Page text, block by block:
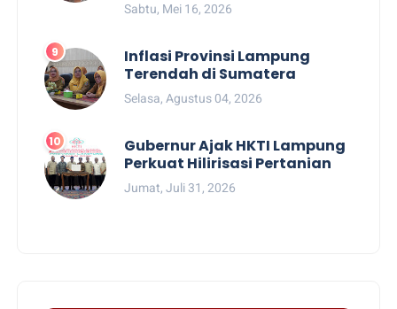
Sabtu, Mei 16, 2026
Inflasi Provinsi Lampung
Terendah di Sumatera
Selasa, Agustus 04, 2026
Gubernur Ajak HKTI Lampung
Perkuat Hilirisasi Pertanian
Jumat, Juli 31, 2026